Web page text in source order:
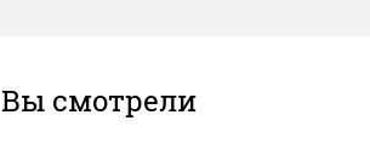
Вы смотрели